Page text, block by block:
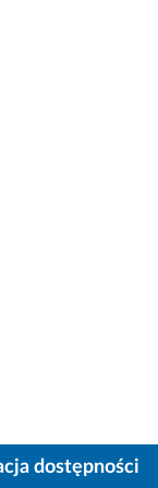
dostępności